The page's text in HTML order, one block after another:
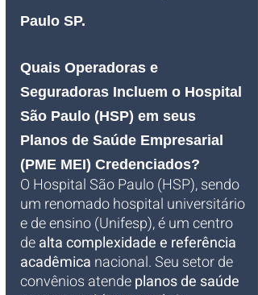
Paulo SP.
Quais Operadoras e
Seguradoras Incluem o Hospital
São Paulo (HSP) em seus
Planos de Saúde Empresarial
(PME MEI) Credenciados?
O Hospital São Paulo (HSP), sendo
um renomado hospital universitário
e de ensino (Unifesp), é um centro
de alta complexidade e referência
acadêmica nacional. Seu setor de
convênios atende planos de saúde